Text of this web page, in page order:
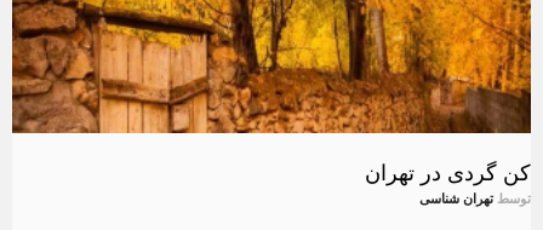
کن گردی در تهران
توسطتهران شناسی